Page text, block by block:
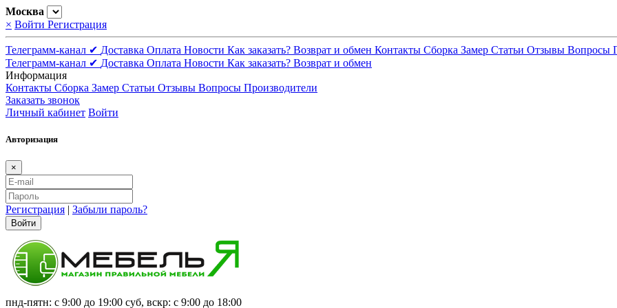
Москва
× Войти Регистрация
Телеграмм-канал ✔ Доставка Оплата Новости Как заказать? Возврат и обмен Контакты Сборка Замер Статьи Отзывы Вопросы
Телеграмм-канал ✔ Доставка Оплата Новости Как заказать? Возврат и обмен
Информация
Контакты Сборка Замер Статьи Отзывы Вопросы Производители
Заказать звонок
Личный кабинет Войти
Авторизация
×
Регистрация | Забыли пароль?
Войти
пнд-пятн: с 9:00 до 19:00 суб, вскр: с 9:00 до 18:00